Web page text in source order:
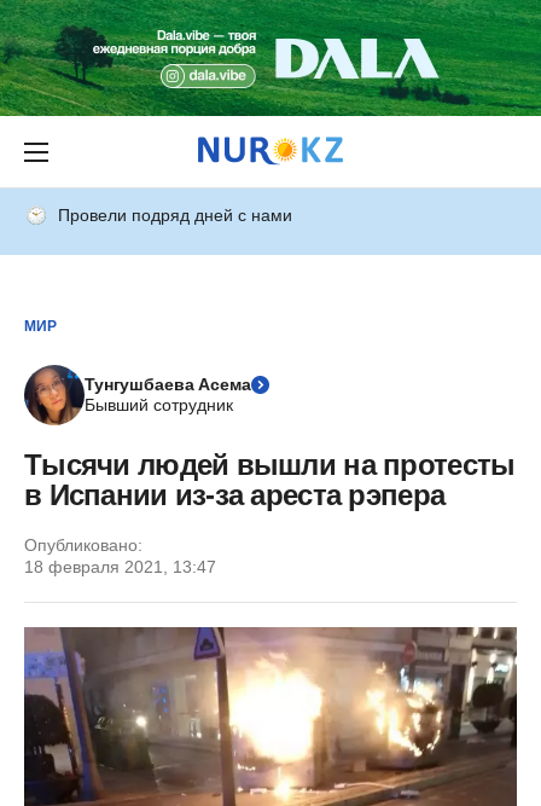
Провели подряд дней с нами
МИР
Тунгушбаева Асема
Бывший сотрудник
Тысячи людей вышли на протесты
в Испании из-за ареста рэпера
Опубликовано:
18 февраля 2021, 13:47